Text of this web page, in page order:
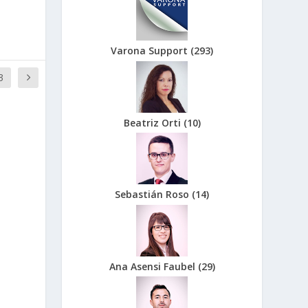
Varona Support (293)
Beatriz Orti (10)
Sebastián Roso (14)
Ana Asensi Faubel (29)